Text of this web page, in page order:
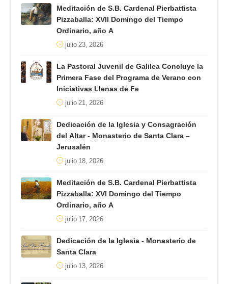
Meditación de S.B. Cardenal Pierbattista
Pizzaballa: XVII Domingo del Tiempo
Ordinario, año A
julio 23, 2026
La Pastoral Juvenil de Galilea Concluye la
Primera Fase del Programa de Verano con
Iniciativas Llenas de Fe
julio 21, 2026
Dedicación de la Iglesia y Consagración
del Altar - Monasterio de Santa Clara –
Jerusalén
julio 18, 2026
Meditación de S.B. Cardenal Pierbattista
Pizzaballa: XVI Domingo del Tiempo
Ordinario, año A
julio 17, 2026
Dedicación de la Iglesia - Monasterio de
Santa Clara
julio 13, 2026